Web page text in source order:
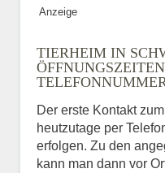
Anzeige
TIERHEIM IN
Der erste Kontakt
heutzutage per
erfolgen. Zu den
kann man dann vor